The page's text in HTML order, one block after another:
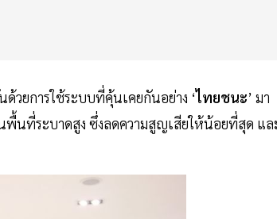
วยการใช้ระบบที่คุ้นเคยกันอย่าง ‘ไทยชนะ’ มา
พื้นที่ระบาดสูง ซึ่งลดความสูญเสียให้น้อยที่สุด แล